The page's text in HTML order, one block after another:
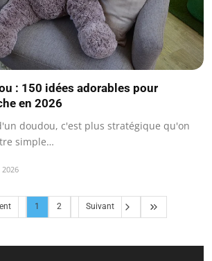
: 150 idées adorables pour
en 2026
doudou, c'est plus stratégique qu'on
simple…
1 2 Suivant